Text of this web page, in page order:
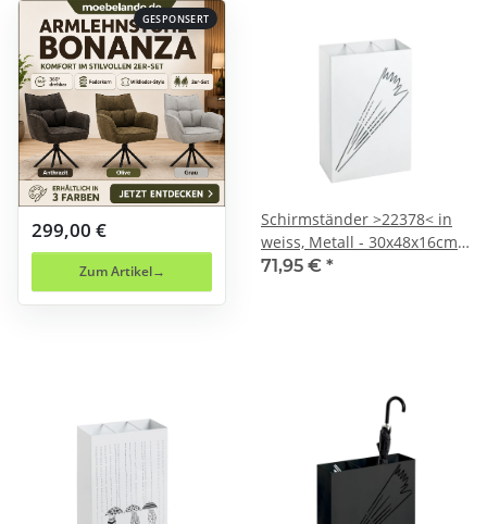
GESPONSERT
299,00 €
Zum Artikel
Schirmständer >22378< in
weiss, Metall - 30x48x16cm
(BxHxT)
71,95 € *